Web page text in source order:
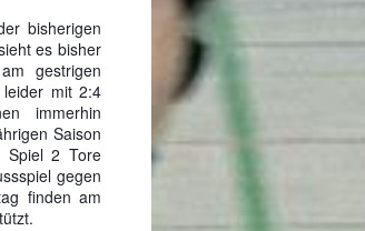
bisherigen
es bisher
gestrigen
mit 2:4
immerhin
Saison
Spiel 2 Tore
gegen
finden am